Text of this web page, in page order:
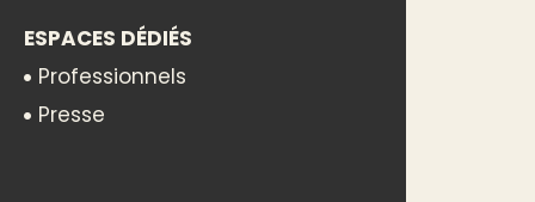
ESPACES DÉDIÉS
Professionnels
Presse